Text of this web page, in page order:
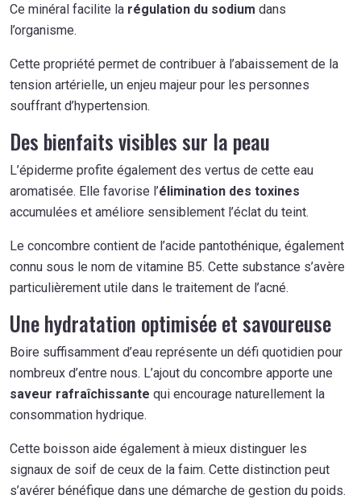
Ce minéral facilite la régulation du sodium dans
l’organisme.
Cette propriété permet de contribuer à l’abaissement de la
tension artérielle, un enjeu majeur pour les personnes
souffrant d’hypertension.
Des bienfaits visibles sur la peau
L’épiderme profite également des vertus de cette eau
aromatisée. Elle favorise l’élimination des toxines
accumulées et améliore sensiblement l’éclat du teint.
Le concombre contient de l’acide pantothénique, également
connu sous le nom de vitamine B5. Cette substance s’avère
particulièrement utile dans le traitement de l’acné.
Une hydratation optimisée et savoureuse
Boire suffisamment d’eau représente un défi quotidien pour
nombreux d’entre nous. L’ajout du concombre apporte une
saveur rafraîchissante qui encourage naturellement la
consommation hydrique.
Cette boisson aide également à mieux distinguer les
signaux de soif de ceux de la faim. Cette distinction peut
s’avérer bénéfique dans une démarche de gestion du poids.